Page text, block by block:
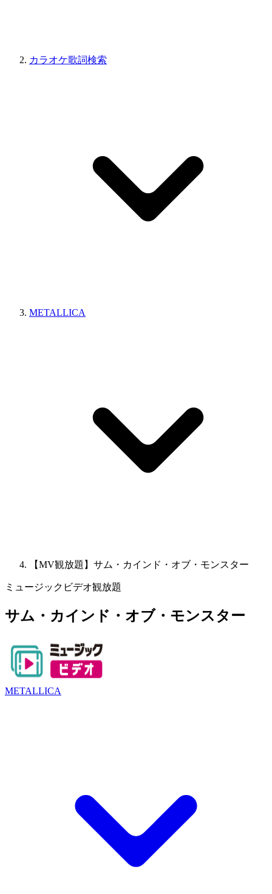
カラオケ歌詞検索
METALLICA
【MV観放題】サム・カインド・オブ・モンスター
ミュージックビデオ観放題
サム・カインド・オブ・モンスター
METALLICA